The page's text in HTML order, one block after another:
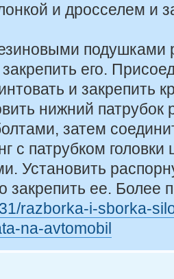
и дроссе­лем и
подушками
его.
и закрепить
нижний патрубок
затем
с пат­рубком головки
Установить
закрепить ее. Более
razborka-i-sborka-
na-avtomobil